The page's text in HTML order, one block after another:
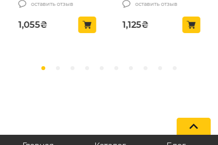
оставить отзыв
1,055₴
оставить отзыв
1,125₴